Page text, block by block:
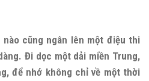
cũng ngân lên một điệu thi
Đi dọc một dải miền Trung,
để nhớ không chỉ về một thời